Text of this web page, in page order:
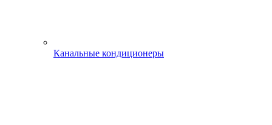
Канальные кондиционеры